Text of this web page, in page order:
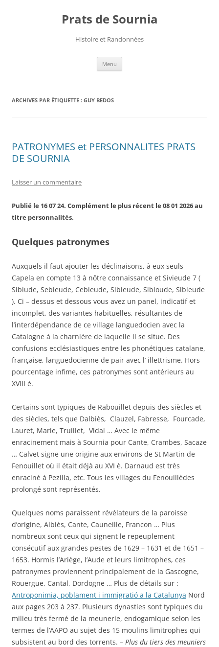
Prats de Sournia
Histoire et Randonnées
Menu
ARCHIVES PAR ÉTIQUETTE : GUY BEDOS
PATRONYMES et PERSONNALITES PRATS
DE SOURNIA
Laisser un commentaire
Publié le 16 07 24. Complément le plus récent le 08 01 2026 au
titre personnalités.
Quelques patronymes
Auxquels il faut ajouter les déclinaisons, à eux seuls
Capela en compte 13 à nôtre connaissance et Sivieude 7 (
Sibiude, Sebieude, Cebieude, Sibieude, Sibioude, Sibieude
). Ci – dessus et dessous vous avez un panel, indicatif et
incomplet, des variantes habituelles, résultantes de
l’interdépendance de ce village languedocien avec la
Catalogne à la charnière de laquelle il se situe. Des
confusions ecclésiastiques entre les phonétiques catalane,
française, languedocienne de pair avec l’ illettrisme. Hors
pourcentage infime, ces patronymes sont antérieurs au
XVIII è.
Certains sont typiques de Rabouillet depuis des siècles et
des siècles, tels que Dalbiès, Clauzel, Fabresse, Fourcade,
Lauret, Marie, Truillet, Vidal … Avec le même
enracinement mais à Sournia pour Cante, Crambes, Sacaze
… Calvet signe une origine aux environs de St Martin de
Fenouillet où il était déjà au XVI è. Darnaud est très
enraciné à Pezilla, etc. Tous les villages du Fenouillèdes
prolongé sont représentés.
Quelques noms paraissent révélateurs de la paroisse
d’origine, Albiès, Cante, Cauneille, Francon … Plus
nombreux sont ceux qui signent le repeuplement
consécutif aux grandes pestes de 1629 – 1631 et de 1651 –
1653. Hormis l’Ariège, l’Aude et leurs limitrophes, ces
patronymes proviennent principalement de la Gascogne,
Rouergue, Cantal, Dordogne … Plus de détails sur :
Antroponimia, poblament i immigratió a la Catalunya Nord
aux pages 203 à 237. Plusieurs dynasties sont typiques du
milieu très fermé de la meunerie, endogamique selon les
termes de l’AAPO au sujet des 15 moulins limitrophes qui
subsistent au bord des torrents. – Plus du tiers des meuniers